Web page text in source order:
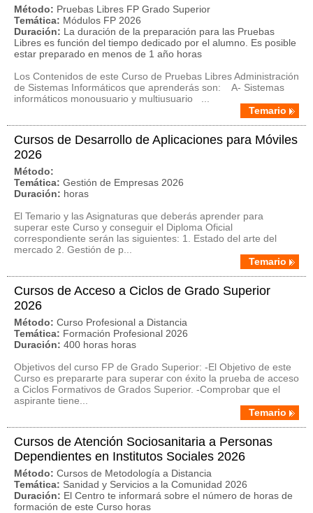
Método: Pruebas Libres FP Grado Superior
Temática: Módulos FP 2026
Duración: La duración de la preparación para las Pruebas
Libres es función del tiempo dedicado por el alumno. Es posible
estar preparado en menos de 1 año horas
Los Contenidos de este Curso de Pruebas Libres Administración
de Sistemas Informáticos que aprenderás son: A- Sistemas
informáticos monousuario y multiusuario ...
Temario
Cursos de Desarrollo de Aplicaciones para Móviles
2026
Método:
Temática: Gestión de Empresas 2026
Duración: horas
El Temario y las Asignaturas que deberás aprender para
superar este Curso y conseguir el Diploma Oficial
correspondiente serán las siguientes: 1. Estado del arte del
mercado 2. Gestión de p...
Temario
Cursos de Acceso a Ciclos de Grado Superior
2026
Método: Curso Profesional a Distancia
Temática: Formación Profesional 2026
Duración: 400 horas horas
Objetivos del curso FP de Grado Superior: -El Objetivo de este
Curso es prepararte para superar con éxito la prueba de acceso
a Ciclos Formativos de Grados Superior. -Comprobar que el
aspirante tiene...
Temario
Cursos de Atención Sociosanitaria a Personas
Dependientes en Institutos Sociales 2026
Método: Cursos de Metodología a Distancia
Temática: Sanidad y Servicios a la Comunidad 2026
Duración: El Centro te informará sobre el número de horas de
formación de este Curso horas